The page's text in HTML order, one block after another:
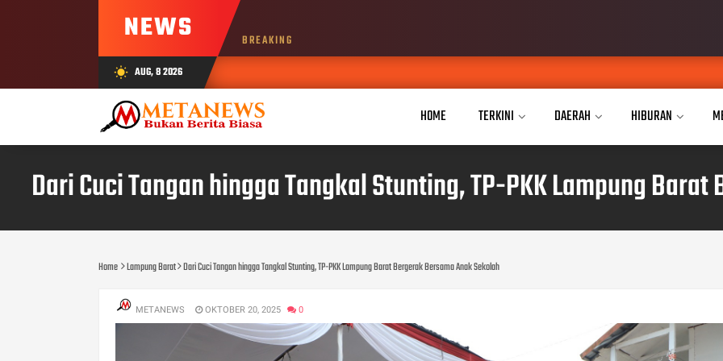
NEWS BREAKING
wb_sunny AUG, 8 2026 Aisyiyah
HOME TERKINI DAERAH HIBURAN
Dari Cuci Tangan hingga Tangkal Stunting, TP-PKK Lampung
Home Lampung Barat Dari Cuci Tangan hingga Tangkal Stunting, TP-PKK Lampung Barat Bergerak Bersama Anak Sekolah
METANEWS OKTOBER 20, 2025 0